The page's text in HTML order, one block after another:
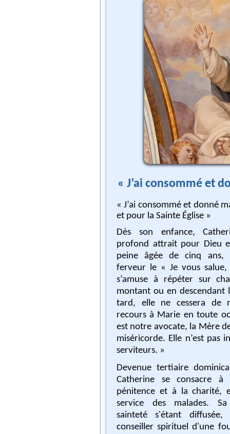
« J’ai consommé et
« J’ai consommé et donné
et pour la Sainte Église »
Dès son enfance,
profond attrait pour Dieu et pour Marie. À
peine âgée de cinq ans,
ferveur le « Je vous salue, Marie », qu’elle
s’amuse à répéter sur
montant ou en descendant les escaliers. Plus
tard, elle ne cessera de
recours à Marie en toute occasion : « Marie
est notre avocate, la Mère de la
miséricorde. Elle n’est pas
serviteurs. »
Devenue tertiaire
Catherine se consacre à la prière, à la
pénitence et à la charité,
service des malades. Sa réputation de
sainteté s'étant
conseiller spirituel d'une foule de personnes